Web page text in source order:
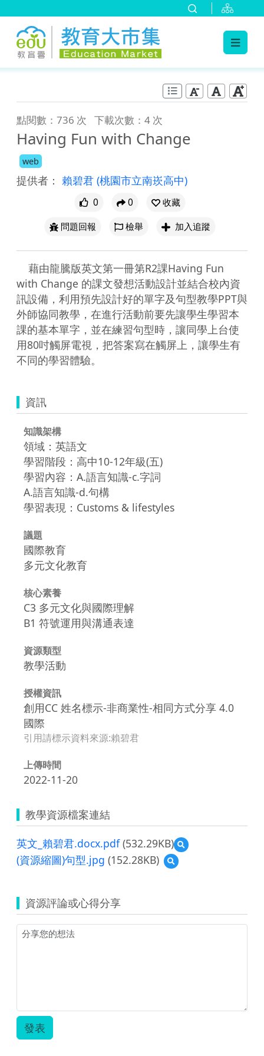
點閱數：736 次 下載次數：4 次
Having Fun with Change
web
提供者： 賴碧君 (桃園市立南崁高中)
0 0
收藏
問題回報
檢舉 加入追蹤
with Change 的課文發想活動設計並結合校內資
訊設備，利用預先設計好的單字及句型教學PPT與
外師協同教學，在進行活動前要先讓學生學習本
課的基本單字，並在練習句型時，讓同學上台使
用80吋觸屏電視，把答案寫在觸屏上，讓學生有
不同的學習體驗。
資訊
知識架構
領域：英語文
學習階段：高中10-12年級(五)
學習內容：A.語言知識-c.字詞
A.語言知識-d.句構
學習表現：Customs & lifestyles
議題
國際教育
多元文化教育
核心素養
C3 多元文化與國際理解
B1 符號運用與溝通表達
資源類型
教學活動
授權資訊
創用CC 姓名標示-非商業性-相同方式分享 4.0
國際
引用請標示資料來源:賴碧君
上傳時間
2022-11-20
教學資源檔案連結
英文_賴碧君.docx.pdf(532.29KB)
預
覽
君.docx.pdf
(資源縮圖)句型.jpg (152.28KB)
預
覽
圖)
句
資源評論或心得分享
發表